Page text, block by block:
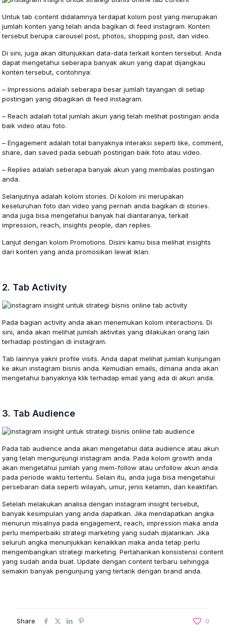
Untuk tab content didalamnya terdapat kolom post yang merupakan
jumlah konten yang telah anda bagikan di feed instagram. Konten
tersebut berupa carousel post, photos, shopping post, dan video.
Di sini, juga akan ditunjukkan data-data terkait konten tersebut. Anda
dapat mengetahui seberapa banyak akun yang dapat dijangkau
konten tersebut, contohnya:
– Impressions adalah seberapa besar jumlah tayangan di setiap
postingan yang dibagikan di feed instagram.
– Reach adalah total jumlah akun yang telah melihat postingan anda
baik video atau foto.
– Engagement adalah total banyaknya interaksi seperti like, comment,
share, dan saved pada sebuah postingan baik foto atau video.
– Replies adalah seberapa banyak akun yang membalas postingan
anda.
Selanjutnya adalah kolom stories. Di kolom ini merupakan
keseluruhan foto dan video yang pernah anda bagikan di stories.
anda juga bisa mengetahui banyak hal diantaranya, terkait
impression, reach, insights people, dan replies.
Lanjut dengan kolom Promotions. Disini kamu bisa melihat insights
dari konten yang anda promosikan lewat iklan.
2. Tab Activity
Pada bagian activity anda akan menemukan kolom interactions. Di
sini, anda akan melihat jumlah aktivitas yang dilakukan orang lain
terhadap postingan di instagram.
Tab lainnya yakni profile visits. Anda dapat melihat jumlah kunjungan
ke akun instagram bisnis anda. Kemudian emails, dimana anda akan
mengetahui banyaknya klik terhadap email yang ada di akun anda.
3. Tab Audience
Pada tab audience anda akan mengetahui data audience atau akun
yang telah mengunjungi instagram anda. Pada kolom growth anda
akan mengetahui jumlah yang mem-follow atau unfollow akun anda
pada periode waktu tertentu. Selain itu, anda juga bisa mengetahui
persebaran data seperti wilayah, umur, jenis kelamin, dan keaktifan.
Setelah melakukan analisa dengan instagram insight tersebut,
banyak kesimpulan yang anda dapatkan. Jika mendapatkan angka
menurun misalnya pada engagement, reach, impression maka anda
perlu memperbaiki strategi marketing yang sudah dijalankan. Jika
seluruh angka menunjukkan kenaikkan maka anda tetap perlu
mengembangkan strategi marketing. Pertahankan konsistensi content
yang sudah anda buat. Update dengan content terbaru sehingga
semakin banyak pengunjung yang tertarik dengan brand anda.
Share 0